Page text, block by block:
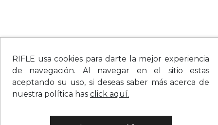
RIFLE usa cookies para darte la mejor experiencia
de navegación. Al navegar en el sitio estas
aceptando su uso, si deseas saber más acerca de
nuestra política has click aquí.